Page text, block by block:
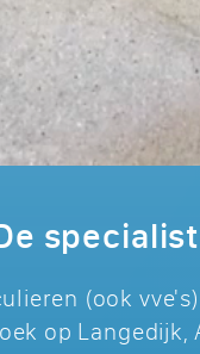
(ook
op